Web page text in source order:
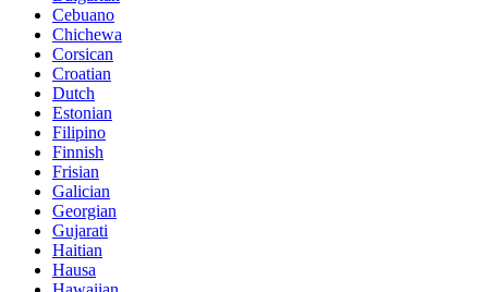
Cebuano
Chichewa
Corsican
Croatian
Dutch
Estonian
Filipino
Finnish
Frisian
Galician
Georgian
Gujarati
Haitian
Hausa